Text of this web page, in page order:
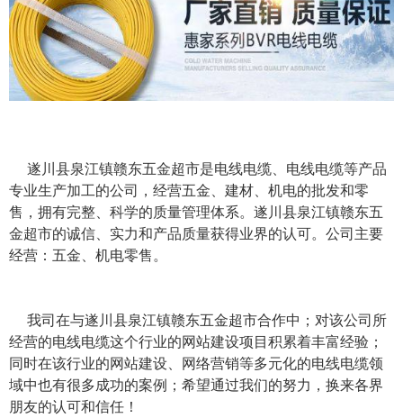
遂川县泉江镇赣东五金超市是电线电缆、电线电缆等产品
专业生产加工的公司，经营五金、建材、机电的批发和零
售，拥有完整、科学的质量管理体系。遂川县泉江镇赣东五
金超市的诚信、实力和产品质量获得业界的认可。公司主要
经营：五金、机电零售。
我司在与遂川县泉江镇赣东五金超市合作中；对该公司所
经营的电线电缆这个行业的网站建设项目积累着丰富经验；
同时在该行业的网站建设、网络营销等多元化的电线电缆领
域中也有很多成功的案例；希望通过我们的努力，换来各界
朋友的认可和信任！